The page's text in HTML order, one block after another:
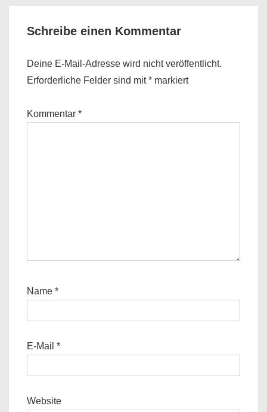
Schreibe einen Kommentar
Deine E-Mail-Adresse wird nicht veröffentlicht.
Erforderliche Felder sind mit* markiert
Kommentar *
Name *
E-Mail *
Website